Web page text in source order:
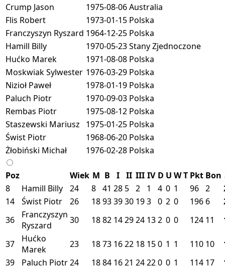
Crump Jason
1975-08-06Australia
Flis Robert
1973-01-15 Polska
Franczyszyn Ryszard 1964-12-25 Polska
Hamill Billy
1970-05-23Stany Zjednoczone
Hućko Marek
1971-08-08 Polska
Moskwiak Sylwester 1976-03-29 Polska
Nizioł Paweł
1978-01-19 Polska
Paluch Piotr
1970-09-03 Polska
Rembas Piotr
1975-08-12 Polska
Staszewski Mariusz
1975-01-25 Polska
Świst Piotr
1968-06-20 Polska
Żłobiński Michał
1976-02-28 Polska
Poz Wiek M B I II III IV D U WT Pkt Bon
8
Hamill Billy 24 8 41 28 5 2 1 4 0 1 96 2
14
Świst Piotr 26 18933930 193 0 2 0 196 6
36
Franczyszyn
Ryszard
30 1882 142924 132 0 0 124 11
37
Hućko
Marek
23 1873 1622 18 150 1 1 110 10
39
Paluch Piotr24 1884 1621 24220 0 1 114 17